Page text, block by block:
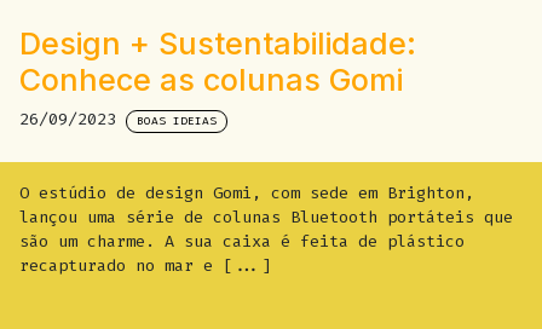
Design + Sustentabilidade:
Conhece as colunas Gomi
26/09/2023 BOAS IDEIAS
O estúdio de design Gomi, com sede em Brighton,
lançou uma série de colunas Bluetooth portáteis que
são um charme. A sua caixa é feita de plástico
recapturado no mar e [...]